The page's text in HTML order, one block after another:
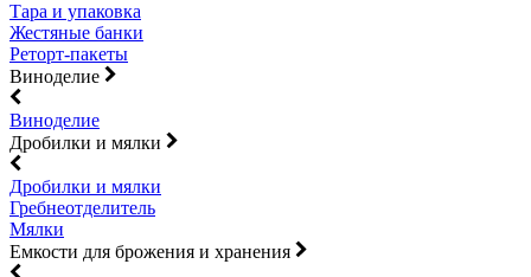
Тара и упаковка
Жестяные банки
Реторт-пакеты
Виноделие
Виноделие
Дробилки и мялки
Дробилки и мялки
Гребнеотделитель
Мялки
Емкости для брожения и хранения